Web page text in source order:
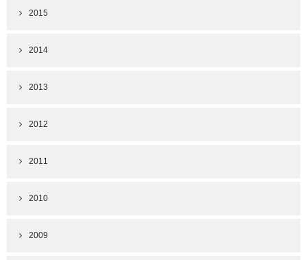
2015
2014
2013
2012
2011
2010
2009